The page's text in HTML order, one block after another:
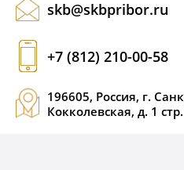
skb@skbpribor.ru
+7 (812) 210-00-58
196605, Россия, г.
Кокколевская, д. 1